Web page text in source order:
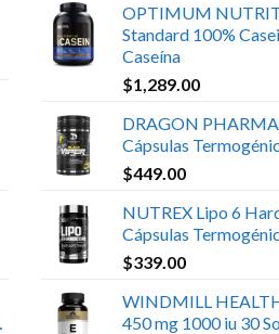
OPTIMUM
Standard 100%
Caseína
$1,289.00
DRAGON
Cápsulas
$449.00
NUTREX Lipo 6
Cápsulas
$339.00
WINDMILL
450 mg 1000 iu 30